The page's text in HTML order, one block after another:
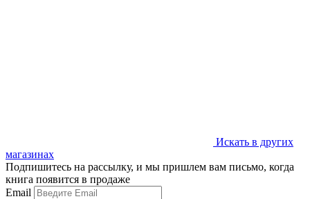
Искать в других
магазинах
Подпишитесь на рассылку, и мы пришлем вам письмо, когда
книга появится в продаже
Email